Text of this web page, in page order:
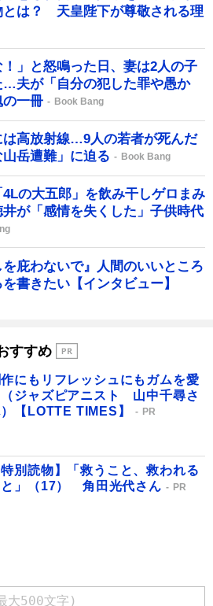
とは？ 天皇陛下が尊敬される理
！」と怒鳴った日、妻は2人の子
…夫が「自分の犯した罪や愚か
の一冊
Book Bang
は高放射線…9人の若者が死んだ
山岳遭難」に迫る
Book Bang
の大五郎」を飲み干しゲロまみ
が「感情を失くした」子供時代
庇わないで』人間のいいところ
書きたい【インタビュー】
すすめ
にもリフレッシュにもガムを愛
（ジャズピアニスト 山中千尋さ
）【LOTTE TIMES】
PR
特別読物】「救うこと、救われる
と」（17） 角田光代さん
PR